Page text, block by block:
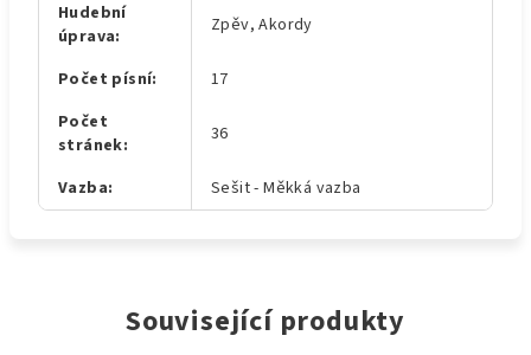
Hudební
úprava: Zpěv, Akordy
Počet písní:
17
Počet
stránek: 36
Vazba: Sešit - Měkká vazba
Související produkty